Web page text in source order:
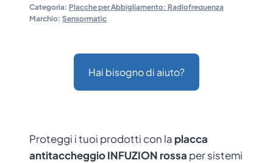
Categoria: Placche per Abbigliamento: Radiofrequenza
Marchio: Sensormatic
Hai bisogno di aiuto?
Proteggi i tuoi prodotti con la placca
antitaccheggio INFUZION rossa per sistemi